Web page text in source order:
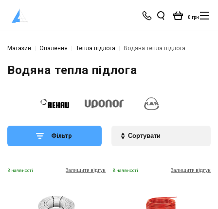
0 грн
Магазин Опалення Тепла підлога Водяна тепла підлога
Водяна тепла підлога
Фільтр
В наявності Залишити відгук В наявності Залишити відгук